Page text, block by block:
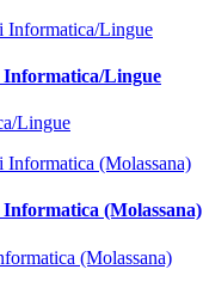
Lingue
Lingue
(Molassana)
(Molassana)